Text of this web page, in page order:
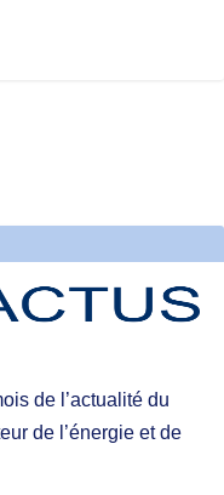
de l’actualité du
de l’énergie et de